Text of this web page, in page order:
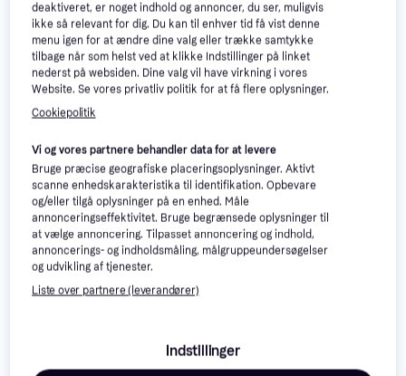
Apple iPad (2025) A16
11", Apple iPadOS 18
6.444 kr.
8 butikker
Apple iPad Pro M5 Wi-
Fi Cellular Tablet 13
Inch
13", iPadOS 26
15.498 kr.
9+ butikker
Trender
deaktiveret, er noget indhold og annoncer, du ser, muligvis
ikke så relevant for dig. Du kan til enhver tid få vist denne
menu igen for at ændre dine valg eller trække samtykke
tilbage når som helst ved at klikke Indstillinger på linket
nederst på websiden. Dine valg vil have virkning i vores
Website. Se vores privatliv politik for at få flere oplysninger.
Cookiepolitik
Vi og vores partnere behandler data for at levere
Bruge præcise geografiske placeringsoplysninger. Aktivt
scanne enhedskarakteristika til identifikation. Opbevare
og/eller tilgå oplysninger på en enhed. Måle
annonceringseffektivitet. Bruge begrænsede oplysninger til
at vælge annoncering. Tilpasset annoncering og indhold,
annoncerings- og indholdsmåling, målgruppeundersøgelser
og udvikling af tjenester.
Liste over partnere (leverandører)
Indstillinger